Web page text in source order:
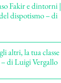
Fakir e dintorni |
dispotismo – di
altri, la tua classe
di Luigi Vergallo